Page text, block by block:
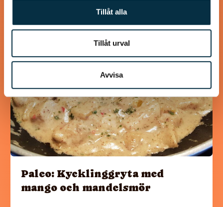
Tillåt alla
Tillåt urval
Avvisa
Paleo: Kycklinggryta med
mango och mandelsmör